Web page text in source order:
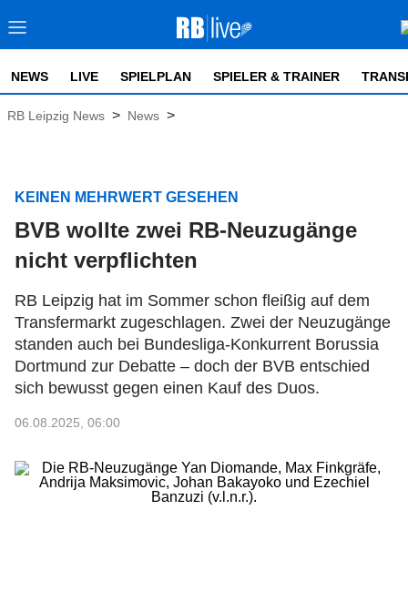
NEWS LIVE SPIELPLAN SPIELER & TRAINER
RB Leipzig News > News >
KEINEN MEHRWERT GESEHEN
BVB wollte zwei RB-Neuzugänge
nicht verpflichten
RB Leipzig hat im Sommer schon fleißig auf dem
Transfermarkt zugeschlagen. Zwei der Neuzugänge
standen auch bei Bundesliga-Konkurrent Borussia
Dortmund zur Debatte – doch der BVB entschied
sich bewusst gegen einen Kauf des Duos.
06.08.2025, 06:00